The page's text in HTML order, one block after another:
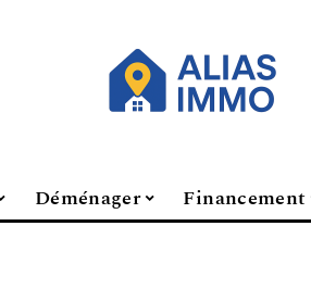
Déménager Financement